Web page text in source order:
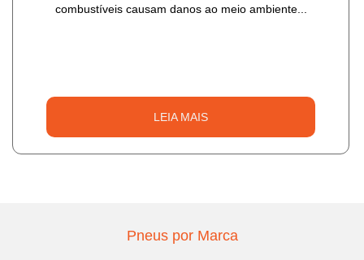
combustíveis causam danos ao meio ambiente...
LEIA MAIS
Pneus por Marca